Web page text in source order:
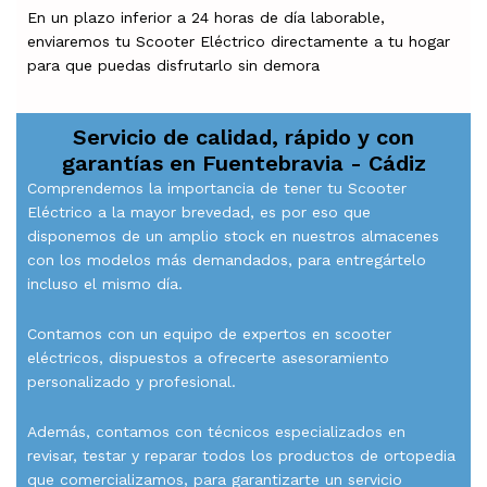
En un plazo inferior a 24 horas de día laborable,
enviaremos tu Scooter Eléctrico directamente a tu hogar
para que puedas disfrutarlo sin demora
Servicio de calidad, rápido y con
garantías en Fuentebravia - Cádiz
Comprendemos la importancia de tener tu Scooter
Eléctrico a la mayor brevedad, es por eso que
disponemos de un amplio stock en nuestros almacenes
con los modelos más demandados, para entregártelo
incluso el mismo día.
Contamos con un equipo de expertos en scooter
eléctricos, dispuestos a ofrecerte asesoramiento
personalizado y profesional.
Además, contamos con técnicos especializados en
revisar, testar y reparar todos los productos de ortopedia
que comercializamos, para garantizarte un servicio